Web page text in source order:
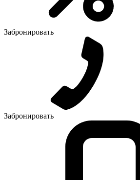
Забронировать
Забронировать